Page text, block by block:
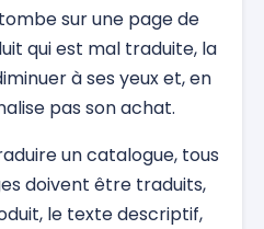
sur une page de
qui est mal traduite, la
à ses yeux et, en
pas son achat.
un catalogue, tous
doivent être traduits,
le texte descriptif,